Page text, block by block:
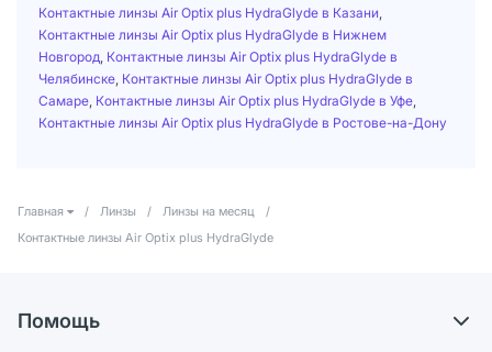
Контактные линзы Air Optix plus HydraGlyde в Казани
Контактные линзы Air Optix plus HydraGlyde в Нижнем
Новгород Контактные линзы Air Optix plus HydraGlyde в
Челябинске Контактные линзы Air Optix plus HydraGlyde в
Самаре Контактные линзы Air Optix plus HydraGlyde в Уфе
Контактные линзы Air Optix plus HydraGlyde в Ростове-на-Дону
Главная / Линзы / Линзы на месяц
/
Контактные линзы Air Optix plus HydraGlyde
Помощь